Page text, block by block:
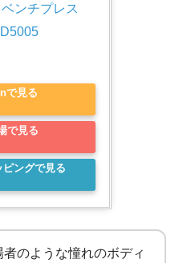
ンチプレス
で見る
で見る
ングで見る
のような憧れのボディ